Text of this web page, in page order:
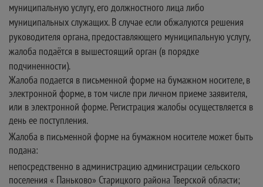
муниципальную услугу, его должностного лица либо
муниципальных служащих. В случае если обжалуются решения
руководителя органа, предоставляющего муниципальную услугу,
жалоба подаётся в вышестоящий орган (в порядке
подчиненности).
Жалоба подается в письменной форме на бумажном носителе, в
электронной форме, в том числе при личном приеме заявителя,
или в электронной форме. Регистрация жалобы осуществляется в
день ее поступления.
Жалоба в письменной форме на бумажном носителе может быть
подана:
непосредственно в администрацию администрации сельского
поселения « Паньково» Старицкого района Тверской области;